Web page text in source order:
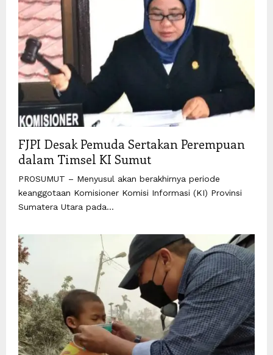
FJPI Desak Pemuda Sertakan Perempuan
dalam Timsel KI Sumut
PROSUMUT – Menyusul akan berakhirnya periode
keanggotaan Komisioner Komisi Informasi (KI) Provinsi
Sumatera Utara pada...